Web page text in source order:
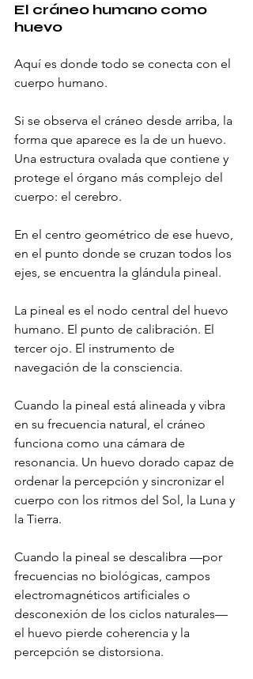
El cráneo humano como
huevo
Aquí es donde todo se conecta con el
cuerpo humano.
Si se observa el cráneo desde arriba, la
forma que aparece es la de un huevo.
Una estructura ovalada que contiene y
protege el órgano más complejo del
cuerpo: el cerebro.
En el centro geométrico de ese huevo,
en el punto donde se cruzan todos los
ejes, se encuentra la glándula pineal.
La pineal es el nodo central del huevo
humano. El punto de calibración. El
tercer ojo. El instrumento de
navegación de la consciencia.
Cuando la pineal está alineada y vibra
en su frecuencia natural, el cráneo
funciona como una cámara de
resonancia. Un huevo dorado capaz de
ordenar la percepción y sincronizar el
cuerpo con los ritmos del Sol, la Luna y
la Tierra.
Cuando la pineal se descalibra —por
frecuencias no biológicas, campos
electromagnéticos artificiales o
desconexión de los ciclos naturales—
el huevo pierde coherencia y la
percepción se distorsiona.